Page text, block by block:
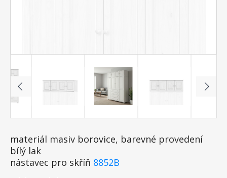
materiál masiv borovice, barevné provedení
bílý lak
nástavec pro skříň 8852B